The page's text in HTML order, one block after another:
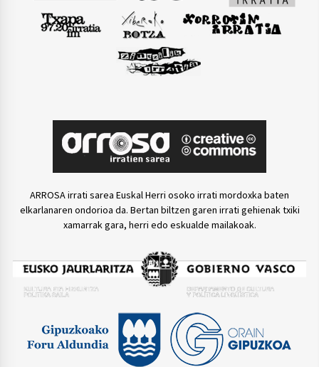
ARROSA irrati sarea Euskal Herri osoko irrati mordoxka baten
elkarlanaren ondorioa da. Bertan biltzen garen irrati gehienak txiki
xamarrak gara, herri edo eskualde mailakoak.